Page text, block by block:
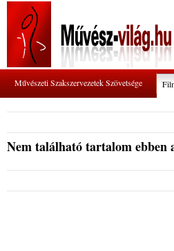
Művészeti Szakszervezetek Szövetsége
Nem található tartalom ebben